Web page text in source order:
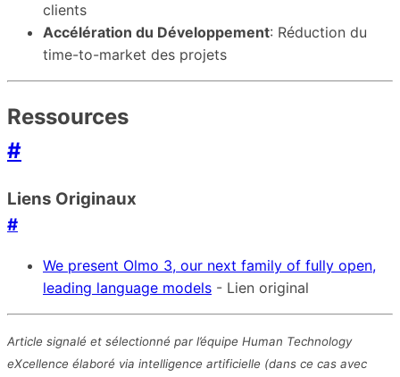
clients
Accélération du Développement: Réduction du
time-to-market des projets
Ressources
#
Liens Originaux
#
We present Olmo 3, our next family of fully open,
leading language models - Lien original
Article signalé et sélectionné par l’équipe Human Technology
eXcellence élaboré via intelligence artificielle (dans ce cas avec